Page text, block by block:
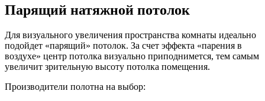
Парящий натяжной потолок
Для визуального увеличения пространства комнаты идеально
подойдет «парящий» потолок. За счет эффекта «парения в
воздухе» центр потолка визуально приподнимется, тем самым
увеличит зрительную высоту потолка помещения.
Производители полотна на выбор: